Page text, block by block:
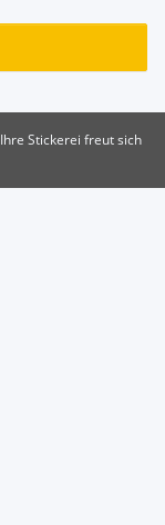
Ihre Stickerei freut sich